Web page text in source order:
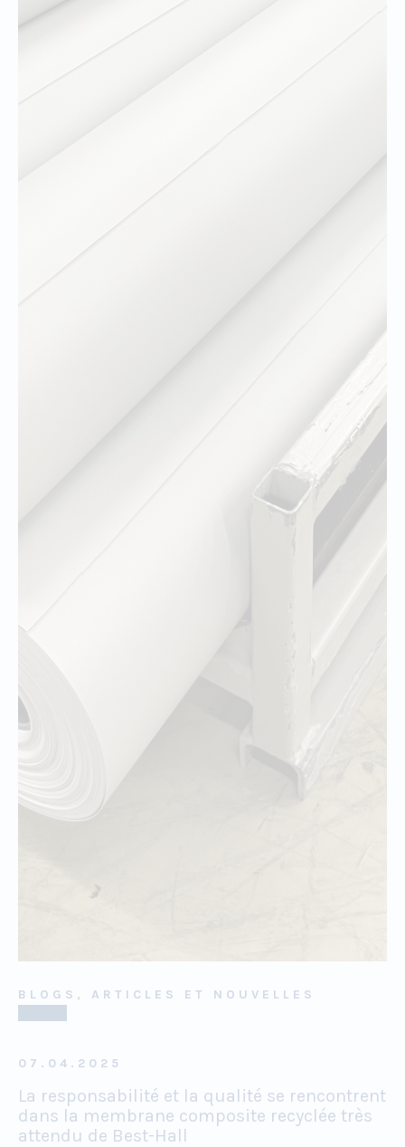
BLOGS, ARTICLES ET NOUVELLES
07.04.2025
La responsabilité et la qualité se rencontrent
dans la membrane composite recyclée très
attendu de Best-Hall